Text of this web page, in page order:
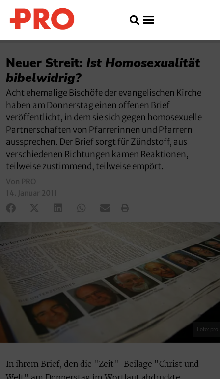
Neuer Streit: Ist Homosexualität
bibelwidrig?
Acht ehemalige Bischöfe der evangelischen Kirche
haben am Donnerstag einen offenen Brief
veröffentlicht, in dem sie sich gegen homosexuelle
Partnerschaften von Pfarrerinnen und Pfarrern
aussprechen. Der Brief sorgt für Zündstoff, aus
verschiedenen Richtungen kamen Reaktionen,
teilweise zustimmend, teilweise empört.
Von PRO
14. Januar 2011
Foto: pro
In ihrem Brief, den die "Zeit"-Beilage "Christ und